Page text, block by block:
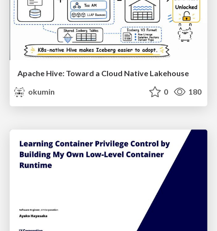
Apache Hive: Toward a Cloud Native Lakehouse
okumin
0 180